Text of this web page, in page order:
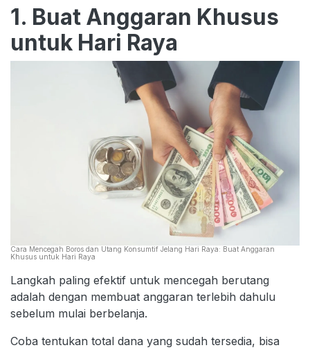
1. Buat Anggaran Khusus
untuk Hari Raya
Cara Mencegah Boros dan Utang Konsumtif Jelang Hari Raya: Buat Anggaran
Khusus untuk Hari Raya
Langkah paling efektif untuk mencegah berutang
adalah dengan membuat anggaran terlebih dahulu
sebelum mulai berbelanja.
Coba tentukan total dana yang sudah tersedia, bisa